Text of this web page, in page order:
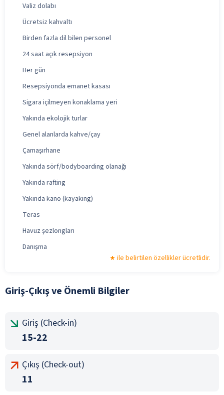
Valiz dolabı
Ücretsiz kahvaltı
Birden fazla dil bilen personel
24 saat açık resepsiyon
Her gün
Resepsiyonda emanet kasası
Sigara içilmeyen konaklama yeri
Yakında ekolojik turlar
Genel alanlarda kahve/çay
Çamaşırhane
Yakında sörf/bodyboarding olanağı
Yakında rafting
Yakında kano (kayaking)
Teras
Havuz şezlongları
Danışma
ile belirtilen özellikler ücretlidir.
Giriş-Çıkış ve Önemli Bilgiler
Giriş (Check-in)
15-22
Çıkış (Check-out)
11